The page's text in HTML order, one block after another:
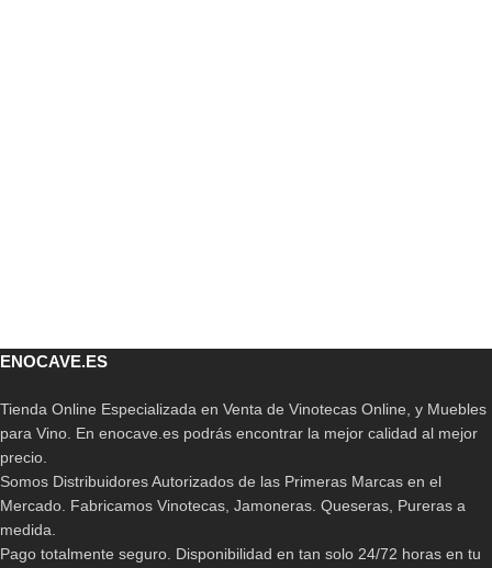
ENOCAVE.ES
Tienda Online Especializada en Venta de Vinotecas Online, y Muebles
para Vino. En enocave.es podrás encontrar la mejor calidad al mejor
precio.
Somos Distribuidores Autorizados de las Primeras Marcas en el
Mercado. Fabricamos Vinotecas, Jamoneras. Queseras, Pureras a
medida.
Pago totalmente seguro. Disponibilidad en tan solo 24/72 horas en tu